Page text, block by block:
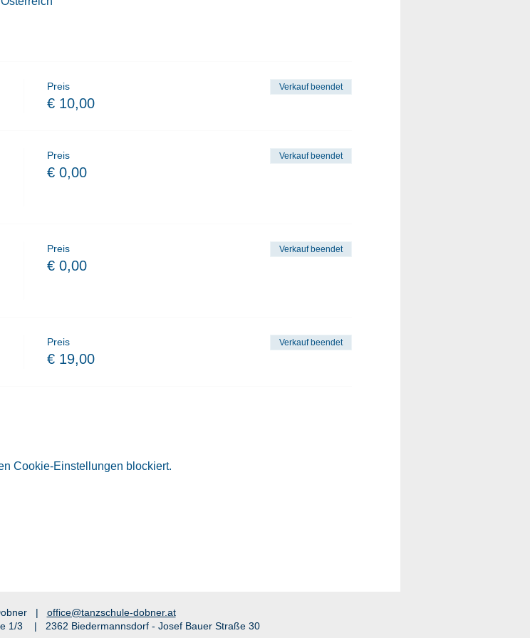
Preis
€ 10,00
Verkauf beendet
Preis
€ 0,00
Verkauf beendet
Preis
€ 0,00
Verkauf beendet
Preis
€ 19,00
Verkauf beendet
Cookie-Einstellungen blockiert.
| office@tanzschule-dobner.at
1/3 | 2362 Biedermannsdorf - Josef Bauer Straße 30